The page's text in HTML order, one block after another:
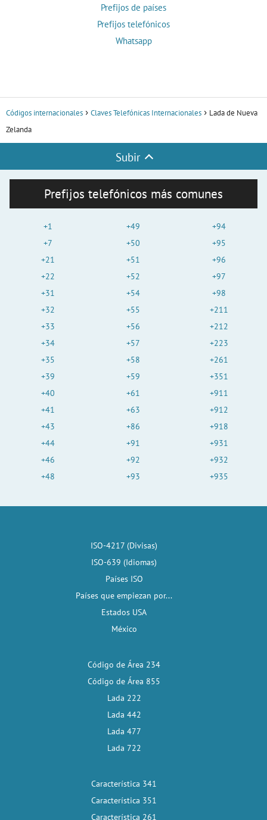
Prefijos de países
Prefijos telefónicos
Whatsapp
Códigos internacionales Claves Telefónicas Internacionales
Lada de Nueva
Zelanda
Subir
Prefijos telefónicos más comunes
+1
+7
+21
+22
+31
+32
+33
+34
+35
+39
+40
+41
+43
+44
+46
+48
+49
+50
+51
+52
+54
+55
+56
+57
+58
+59
+61
+63
+86
+91
+92
+93
+94
+95
+96
+97
+98
+211
+212
+223
+261
+351
+911
+912
+918
+931
+932
+935
ISO-4217 (Divisas)
ISO-639 (Idiomas)
Países ISO
Países que empiezan por...
Estados USA
México
Código de Área 234
Código de Área 855
Lada 222
Lada 442
Lada 477
Lada 722
Característica 341
Característica 351
Característica 261